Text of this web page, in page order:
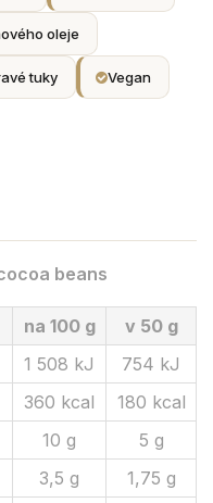
oleje
tuky Vegan
beans
na 100 g
v 50 g
1 508 kJ
754 kJ
360 kcal
180 kcal
10 g
5 g
3,5 g 1,75 g